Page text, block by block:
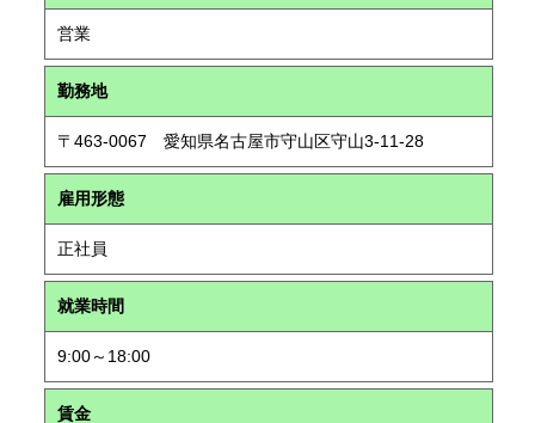
営業
勤務地
〒463-0067 愛知県名古屋市守山区守山3-11-28
雇用形態
正社員
就業時間
9:00～18:00
賃金